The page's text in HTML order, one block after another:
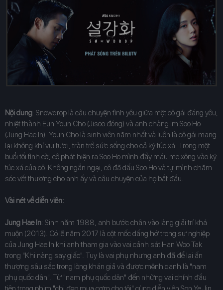
Nội dung: Snowdrop là câu chuyện tình yêu giữa một cô gái đáng yêu,
nhiệt thành Eun Youn Cho (Jisoo đóng) và anh chàng Im Soo Ho
(Jung Hae In). Youn Cho là sinh viên năm nhất và luôn là cô gái mang
lại không khí vui tươi, tràn trề sức sống cho cả ký túc xá. Trong một
buổi tối tình cờ, cô phát hiện ra Soo Ho mình đầy máu me xông vào ký
túc xá của cô. Không ngần ngại, cô đã dấu Soo Ho và tự mình chăm
sóc vết thương cho anh ấy và câu chuyện của họ bắt đầu.
Vài nét về diễn viên:
Jung Hae In: Sinh năm 1988, anh bước chân vào làng giải trí khá
muộn (2013). Có lẽ năm 2017 là cột mốc dấng hớ trong sự nghiệp
của Jung Hae In khi anh tham gia vào vai cảnh sát Han Woo Tak
trong "Khi nàng say giấc". Tuy là vai phụ nhưng anh đã để lại ấn
thượng sâu sắc trong lòng khán giả và được mệnh danh là "nam
phụ quốc dân". Từ "nam phụ quốc dân" đến những vai chính đầu